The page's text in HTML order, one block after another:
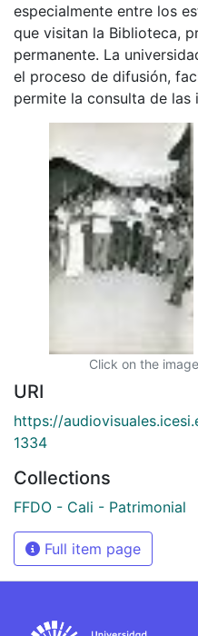
especialmente entre los
que visitan la Biblioteca,
permanente. La
el proceso de difusión,
permite la consulta de las
Click on the
URI
https://
1334
Collections
FFDO - Cali - Patrimonial
Full item page